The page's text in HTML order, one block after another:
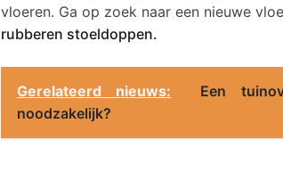
vloeren. Ga op zoek naar een nieuwe
rubberen stoeldoppen.
Gerelateerd nieuws:
Een
noodzakelijk?